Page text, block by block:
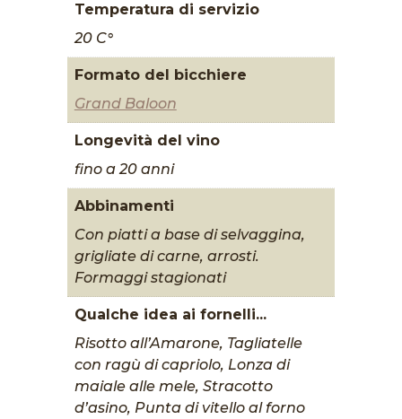
Temperatura di servizio
20 C°
Formato del bicchiere
Grand Baloon
Longevità del vino
fino a 20 anni
Abbinamenti
Con piatti a base di selvaggina,
grigliate di carne, arrosti.
Formaggi stagionati
Qualche idea ai fornelli...
Risotto all’Amarone, Tagliatelle
con ragù di capriolo, Lonza di
maiale alle mele, Stracotto
d’asino, Punta di vitello al forno